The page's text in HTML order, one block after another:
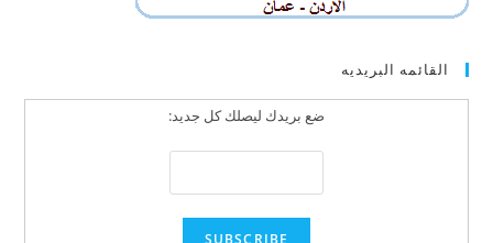
القائمه البريديه
ضع بريدك ليصلك كل جديد: